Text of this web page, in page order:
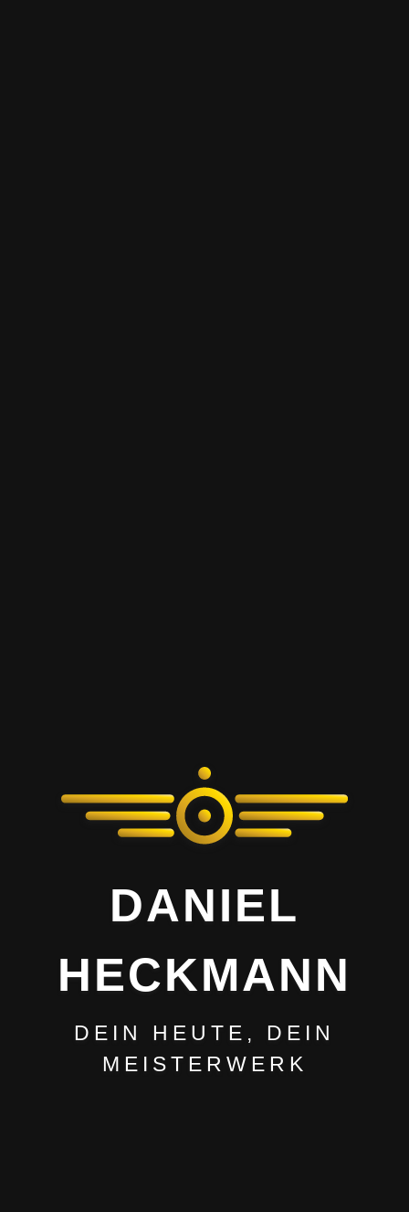
DANIEL
HECKMANN
DEIN HEUTE, DEIN
MEISTERWERK